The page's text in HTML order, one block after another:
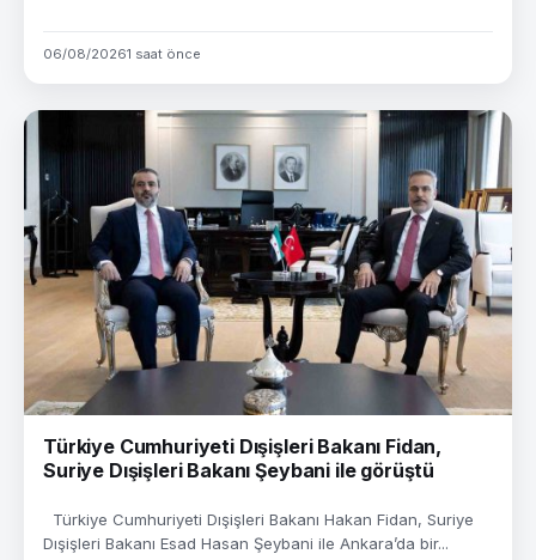
06/08/20261 saat önce
Türkiye Cumhuriyeti Dışişleri Bakanı Fidan,
Suriye Dışişleri Bakanı Şeybani ile görüştü
Türkiye Cumhuriyeti Dışişleri Bakanı Hakan Fidan, Suriye
Dışişleri Bakanı Esad Hasan Şeybani ile Ankara’da bir...